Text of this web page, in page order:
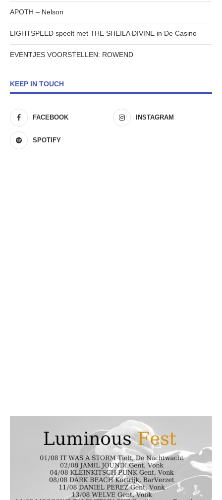
APOTH – Nelson
LIGHTSPEED speelt met THE SHEILA DIVINE in De Casino
EVENTJES VOORSTELLEN: ROWEND
KEEP IN TOUCH
FACEBOOK INSTAGRAM
SPOTIFY